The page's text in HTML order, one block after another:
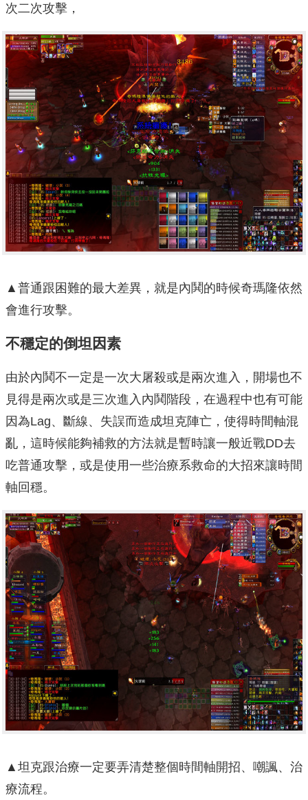
次二次攻擊，
▲普通跟困難的最大差異，就是內鬨的時候奇瑪隆依然
會進行攻擊。
不穩定的倒坦因素
由於內鬨不一定是一次大屠殺或是兩次進入，開場也不
見得是兩次或是三次進入內鬨階段，在過程中也有可能
因為Lag、斷線、失誤而造成坦克陣亡，使得時間軸混
亂，這時候能夠補救的方法就是暫時讓一般近戰DD去
吃普通攻擊，或是使用一些治療系救命的大招來讓時間
軸回穩。
▲坦克跟治療一定要弄清楚整個時間軸開招、嘲諷、治
療流程。